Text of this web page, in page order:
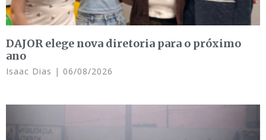
DAJOR elege nova diretoria para o próximo
ano
Isaac Dias 06/08/2026